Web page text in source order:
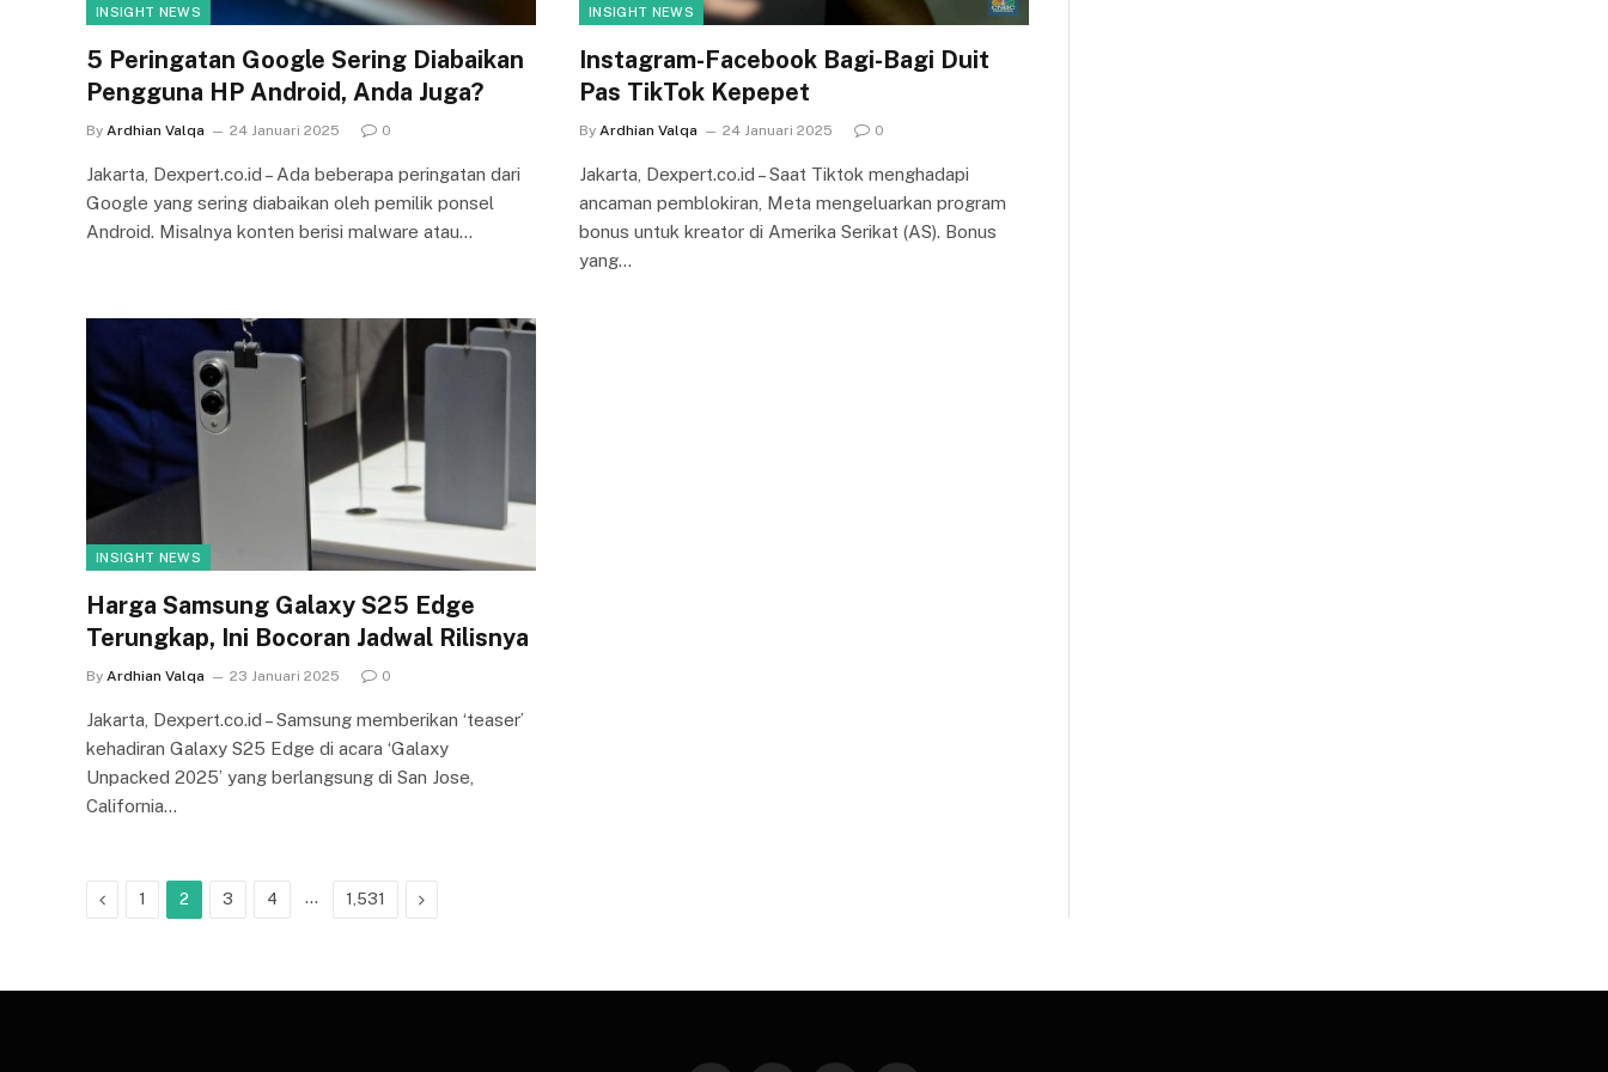
INSIGHT NEWS
5 Peringatan Google Sering Diabaikan
Pengguna HP Android, Anda Juga?
By Ardhian Valqa 24 Januari 2025 0
Jakarta, Dexpert.co.id – Ada beberapa peringatan dari
Google yang sering diabaikan oleh pemilik ponsel
Android. Misalnya konten berisi malware atau…
INSIGHT NEWS
Instagram-Facebook Bagi-Bagi Duit
Pas TikTok Kepepet
By Ardhian Valqa 24 Januari 2025 0
Jakarta, Dexpert.co.id – Saat Tiktok menghadapi
ancaman pemblokiran, Meta mengeluarkan program
bonus untuk kreator di Amerika Serikat (AS). Bonus
yang…
INSIGHT NEWS
Harga Samsung Galaxy S25 Edge
Terungkap, Ini Bocoran Jadwal Rilisnya
By Ardhian Valqa 23 Januari 2025 0
Jakarta, Dexpert.co.id – Samsung memberikan ‘teaser’
kehadiran Galaxy S25 Edge di acara ‘Galaxy
Unpacked 2025’ yang berlangsung di San Jose,
California…
Previous
1 2 3 4 … 1,531 Next